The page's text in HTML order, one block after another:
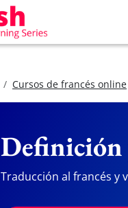
Cursos de francés online
Definición
Traducción al francés y